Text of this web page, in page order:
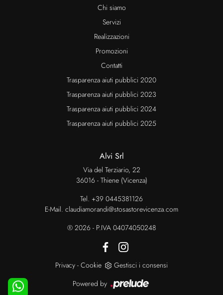
Chi siamo
Servizi
Realizzazioni
Promozioni
Contatti
Trasparenza aiuti pubblici 2020
Trasparenza aiuti pubblici 2023
Trasparenza aiuti pubblici 2024
Trasparenza aiuti pubblici 2025
Alvi Srl
Via del Terziario, 22
36016 - Thiene (Vicenza)
Tel. +39 0445381126
E-Mail. claudiamorandi@stosastorevicenza.com
® 2026 - P.IVA 04074050248
Privacy - Cookie
Gestisci i consensi
Powered by